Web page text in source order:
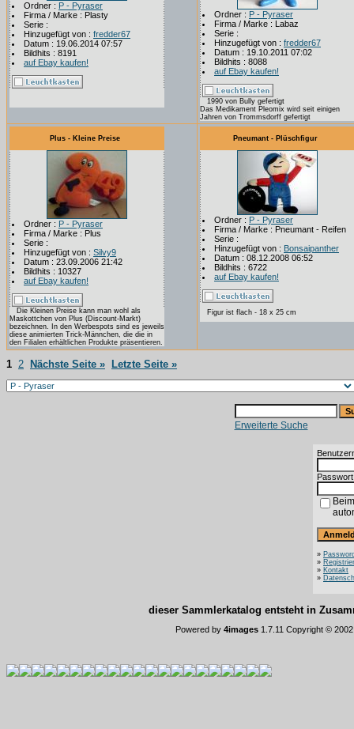
Ordner : P - Pyraser
Firma / Marke : Plasty
Serie :
Hinzugefügt von : fredder67
Datum : 19.06.2014 07:57
Bildhits : 8191
auf Ebay kaufen!
Ordner : P - Pyraser
Firma / Marke : Labaz
Serie :
Hinzugefügt von : fredder67
Datum : 19.10.2011 07:02
Bildhits : 8088
auf Ebay kaufen!
1990 von Bully gefertigt
Das Medikament Pleomix wird seit einigen
Jahren von Trommsdorff gefertigt
Plus - Kleine Preise
Ordner : P - Pyraser
Firma / Marke : Plus
Serie :
Hinzugefügt von : Silvy9
Datum : 23.09.2006 21:42
Bildhits : 10327
auf Ebay kaufen!
Die Kleinen Preise kann man wohl als
Maskottchen von Plus (Discount-Markt)
bezeichnen. In den Werbespots sind es jeweils
diese animierten Trick-Männchen, die die in
den Filialen erhältlichen Produkte präsentieren.
Pneumant - Plüschfigur
Ordner : P - Pyraser
Firma / Marke : Pneumant - Reifen
Serie :
Hinzugefügt von : Bonsaipanther
Datum : 08.12.2008 06:52
Bildhits : 6722
auf Ebay kaufen!
Figur ist flach - 18 x 25 cm
1 2 Nächste Seite » Letzte Seite »
Erweiterte Suche
»
»
» Kontakt
»
dieser Sammlerkatalog entsteht in
Powered by 4images 1.7.11 Copyright ©